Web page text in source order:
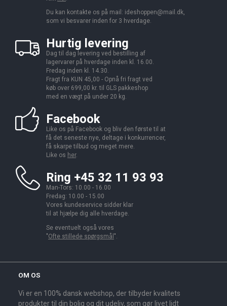
Du kan kontakte os på mail: ideshoppen@mail.dk,
som vi besvarer inden for 3 hverdage.
Hurtig levering
Dag til dag levering ved bestilling af
lagervarer på hverdage inden kl. 16.00.
Fredag inden kl. 14.30.
Fragt fra KUN 45,00 - Opnå fri fragt ved
køb over 699,00 kr. til GLS pakkeshop
med en vægt på under 20 kg.
Facebook
Like os på Facebook og bliv den første til at
få det seneste nye, deltage i konkurrencer,
få skarpe tilbud og meget mere.
Like os her.
Ring +45 32 11 93 93
Man-Tors: 10.00 - 16.00
Fredag: 10.00 - 15.00
Vores kundeservice sidder klar
til at hjælpe dig alle hverdage.
Se eventuelt også vores
"Ofte stillede spørgsmål ".
OM OS
Vi er en 100% dansk webshop, der tilbyder kvalitets
produkter til din bolig og dit udeliv, som gør livet lidt